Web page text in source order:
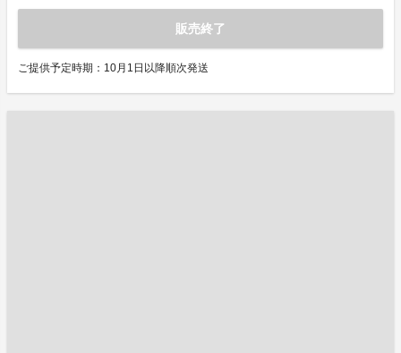
販売終了
ご提供予定時期：10月1日以降順次発送